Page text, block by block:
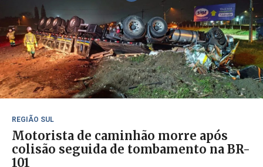
REGIÃO SUL
Motorista de caminhão morre após
colisão seguida de tombamento na BR-
101